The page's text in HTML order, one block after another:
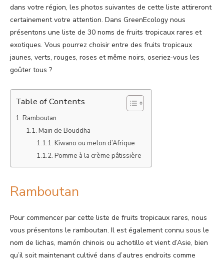
dans votre région, les photos suivantes de cette liste attireront
certainement votre attention. Dans GreenEcology nous
présentons une liste de 30 noms de fruits tropicaux rares et
exotiques. Vous pourrez choisir entre des fruits tropicaux
jaunes, verts, rouges, roses et même noirs, oseriez-vous les
goûter tous ?
Table of Contents
Ramboutan
Main de Bouddha
Kiwano ou melon d’Afrique
Pomme à la crème pâtissière
Ramboutan
Pour commencer par cette liste de fruits tropicaux rares, nous
vous présentons le ramboutan. Il est également connu sous le
nom de lichas, mamón chinois ou achotillo et vient d’Asie, bien
qu’il soit maintenant cultivé dans d’autres endroits comme